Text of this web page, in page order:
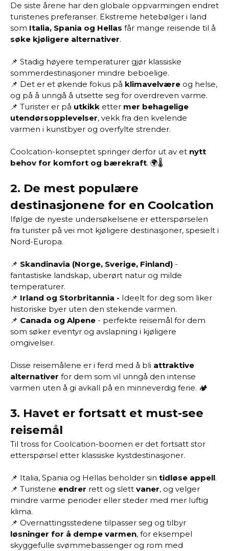
De siste årene har den globale oppvarmingen endret
turistenes preferanser. Ekstreme hetebølger i land
som Italia, Spania og Hellas får mange reisende til å
søke kjøligere alternativer.
📌 Stadig høyere temperaturer gjør klassiske
sommerdestinasjoner mindre beboelige.
📌 Det er et økende fokus på klimavelvære og helse,
og på å unngå å utsette seg for overdreven varme.
📌 Turister er på utkikk etter mer behagelige
utendørsopplevelser, vekk fra den kvelende
varmen i kunstbyer og overfylte strender.
Coolcation-konseptet springer derfor ut av et nytt
behov for komfort og bærekraft. 🌍🌡️
2. De mest populære
destinasjonene for en Coolcation
Ifølge de nyeste undersøkelsene er etterspørselen
fra turister på vei mot kjøligere destinasjoner, spesielt i
Nord-Europa.
📌 Skandinavia (Norge, Sverige, Finland) -
fantastiske landskap, uberørt natur og milde
temperaturer.
📌 Irland og Storbritannia - Ideelt for deg som liker
historiske byer uten den stekende varmen.
📌 Canada og Alpene - perfekte reisemål for dem
som søker eventyr og avslapning i kjøligere
omgivelser.
Disse reisemålene er i ferd med å bli attraktive
alternativer for dem som vil unngå den intense
varmen uten å gi avkall på en minneverdig ferie. 🏕️
3. Havet er fortsatt et must-see
reisemål
Til tross for Coolcation-boomen er det fortsatt stor
etterspørsel etter klassiske kystdestinasjoner.
📌 Italia, Spania og Hellas beholder sin tidløse appell.
📌 Turistene endrer rett og slett vaner, og velger
mindre varme perioder eller steder med mer luftig
klima.
📌 Overnattingsstedene tilpasser seg og tilbyr
løsninger for å dempe varmen, for eksempel
skyggefulle svømmebassenger og rom med